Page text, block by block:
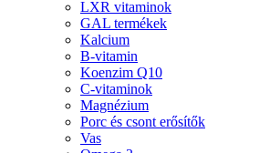
LXR vitaminok
GAL termékek
Kalcium
B-vitamin
Koenzim Q10
C-vitaminok
Magnézium
Porc és csont erősítők
Vas